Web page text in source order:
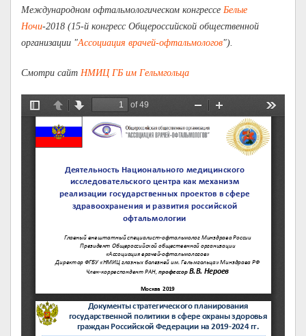
Международном офтальмологическом конгрессе Белые
Ночи-2018 (15-й конгресс Общероссийской общественной
организации "Ассоциация врачей-офтальмологов").
Смотри сайт НМИЦ ГБ им Гельмгольца